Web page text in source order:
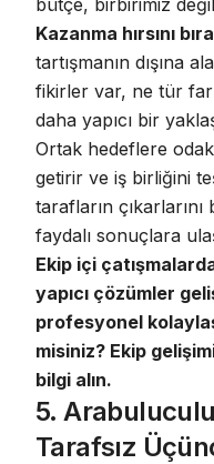
bütçe, birbirimiz
Kazanma hırsını
tartışmanın dışına
fikirler var, ne tür
daha yapıcı bir
Ortak hedeflere
getirir ve iş birliğini
tarafların
faydalı sonuçlara
Ekip içi
yapıcı çözümler
profesyonel
misiniz? Ekip
bilgi alın.
5.
Tarafsız